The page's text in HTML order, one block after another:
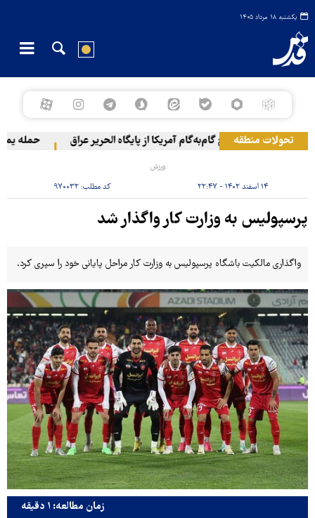
یکشنبه ۱۸ مرداد ۱۴۰۵
تحولات منطقهخروج گام‌به‌گام آمریکا از پایگاه الحریر عراق حمله یمن
ورزش
۱۴ اسفند ۱۴۰۲ - ۲۲:۴۷ کد مطلب:۹۷۰۰۳۲
پرسپولیس به وزارت کار واگذار شد
واگذاری مالکیت باشگاه پرسپولیس به وزارت کار مراحل پایانی خود را سپری کرد.
زمان مطالعه: ۱ دقیقه